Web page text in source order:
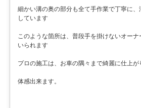
細かい溝の奥の部分も全て手作業で丁寧に、
しています
このような箇所は、普段手を掛けないオーナ
いられます
プロの施工は、お車の隅々まで綺麗に仕上が
体感出来ます。